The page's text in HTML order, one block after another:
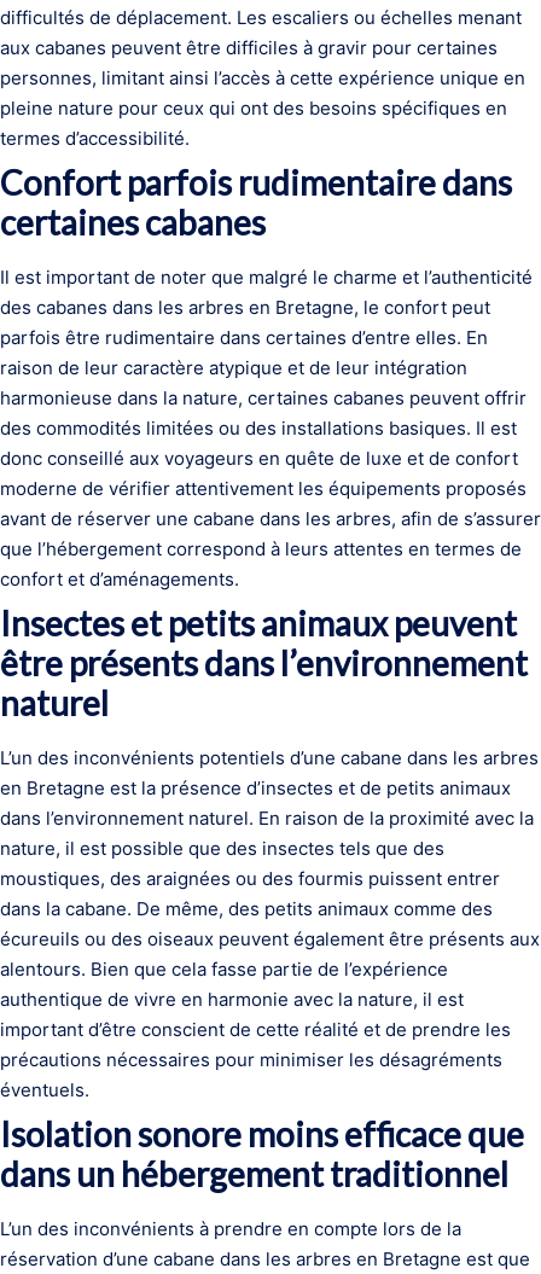
difficultés de déplacement. Les escaliers ou échelles menant
aux cabanes peuvent être difficiles à gravir pour certaines
personnes, limitant ainsi l’accès à cette expérience unique en
pleine nature pour ceux qui ont des besoins spécifiques en
termes d’accessibilité.
Confort parfois rudimentaire dans
certaines cabanes
Il est important de noter que malgré le charme et l’authenticité
des cabanes dans les arbres en Bretagne, le confort peut
parfois être rudimentaire dans certaines d’entre elles. En
raison de leur caractère atypique et de leur intégration
harmonieuse dans la nature, certaines cabanes peuvent offrir
des commodités limitées ou des installations basiques. Il est
donc conseillé aux voyageurs en quête de luxe et de confort
moderne de vérifier attentivement les équipements proposés
avant de réserver une cabane dans les arbres, afin de s’assurer
que l’hébergement correspond à leurs attentes en termes de
confort et d’aménagements.
Insectes et petits animaux peuvent
être présents dans l’environnement
naturel
L’un des inconvénients potentiels d’une cabane dans les arbres
en Bretagne est la présence d’insectes et de petits animaux
dans l’environnement naturel. En raison de la proximité avec la
nature, il est possible que des insectes tels que des
moustiques, des araignées ou des fourmis puissent entrer
dans la cabane. De même, des petits animaux comme des
écureuils ou des oiseaux peuvent également être présents aux
alentours. Bien que cela fasse partie de l’expérience
authentique de vivre en harmonie avec la nature, il est
important d’être conscient de cette réalité et de prendre les
précautions nécessaires pour minimiser les désagréments
éventuels.
Isolation sonore moins efficace que
dans un hébergement traditionnel
L’un des inconvénients à prendre en compte lors de la
réservation d’une cabane dans les arbres en Bretagne est que